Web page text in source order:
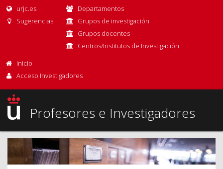
urjc.es
Sugerencias
Departamentos
Grupos de investigación
Grupos docentes
Centros/Institutos de Investigación
Inicio
Acceso Investigadores
Profesores e Investigadores